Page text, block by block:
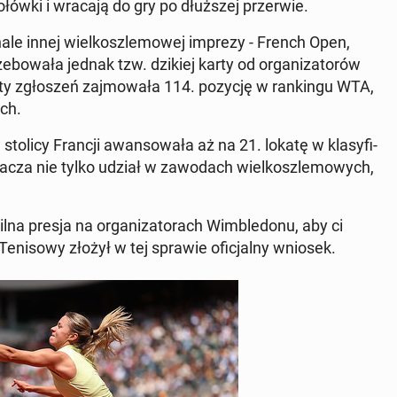
i wracają do gry po dłuż­szej prze­rwie.
innej wiel­kosz­le­mo­wej imprezy - French Open,
jednak tzw. dzikiej karty od or­ga­ni­za­to­rów
zaj­mo­wa­ła 114. pozycję w ran­kin­gu WTA,
Francji awan­so­wa­ła aż na 21. lokatę w kla­sy­fi­
nie tylko udział w za­wo­dach wiel­kosz­le­mo­wych,
presja na or­ga­ni­za­to­rach Wim­ble­do­nu, aby ci
złożył w tej sprawie ofi­cjal­ny wniosek.